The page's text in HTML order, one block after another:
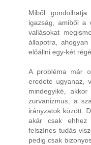
Miből
igazság, amiből a
vallásokat
állapotra,
előállni egy-két
A probléma már
eredete ugyanaz,
mindegyiké,
zurvanizmus, a
irányzatok között.
akár csak
felszínes tudás
pedig csak